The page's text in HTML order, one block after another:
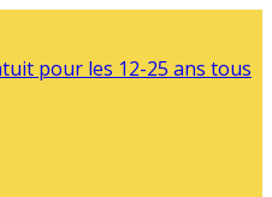
pour les 12-25 ans tous